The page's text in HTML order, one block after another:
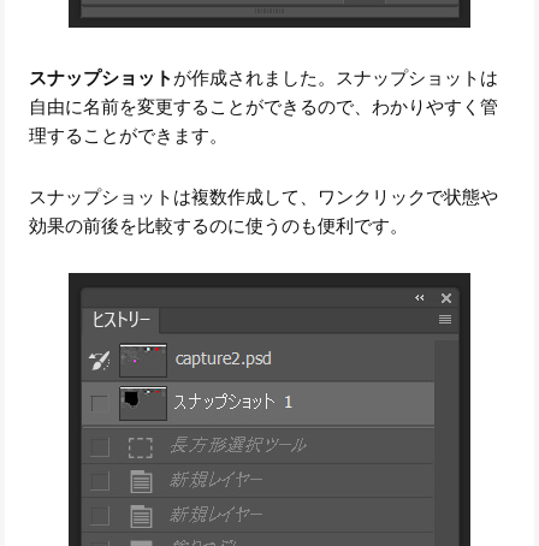
スナップショット が作成されました。スナップショットは
自由に名前を変更することができるので、わかりやすく管
理することができます。
スナップショットは複数作成して、ワンクリックで状態や
効果の前後を比較するのに使うのも便利です。